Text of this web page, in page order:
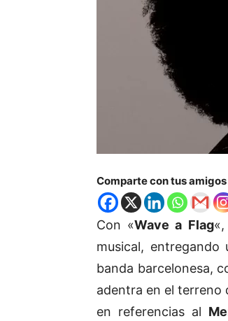
Comparte con tus amigos
Con «Wave a Flag«,
musical, entregando
banda barcelonesa,
adentra en el terreno
en referencias al